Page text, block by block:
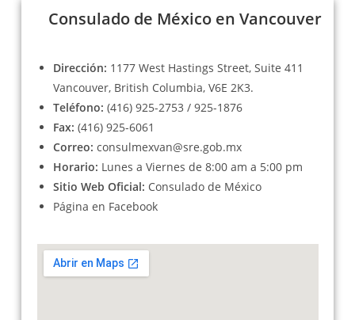
Consulado de México en Vancouver
Dirección: 1177 West Hastings Street, Suite 411
Vancouver, British Columbia, V6E 2K3.
Teléfono: (416) 925-2753 / 925-1876
Fax: (416) 925-6061
Correo: consulmexvan@sre.gob.mx
Horario: Lunes a Viernes de 8:00 am a 5:00 pm
Sitio Web Oficial: Consulado de México
Página en Facebook